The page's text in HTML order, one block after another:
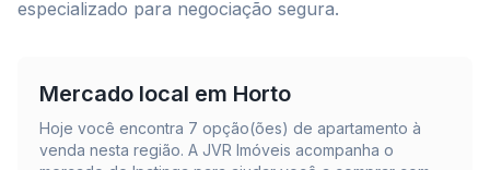
especializado para negociação segura.
Mercado local em Horto
Hoje você encontra 7 opção(ões) de apartamento à
venda nesta região. A JVR Imóveis acompanha o